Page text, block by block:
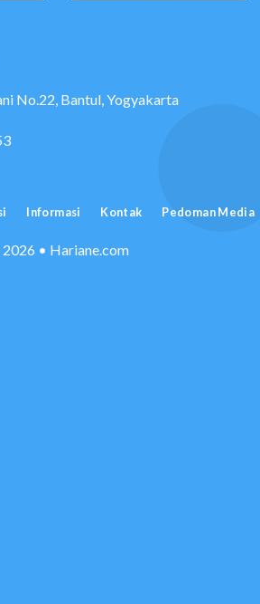
No.22, Bantul, Yogyakarta
Informasi Kontak Pedoman Media
• Hariane.com